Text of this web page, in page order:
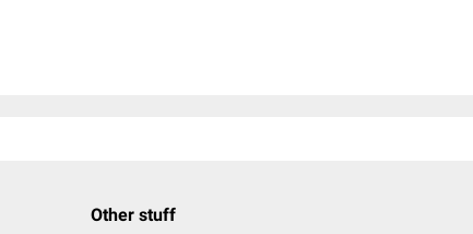
Other stuff